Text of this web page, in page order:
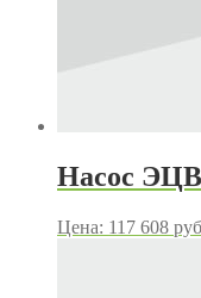
Насос ЭЦВ
Цена: 117 608